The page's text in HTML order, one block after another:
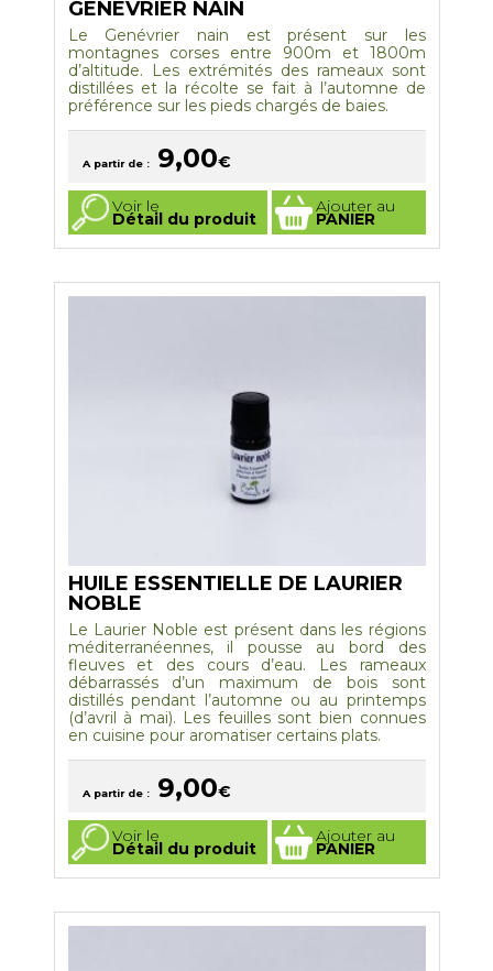
GENÉVRIER NAIN
Le Genévrier nain est présent sur les
montagnes corses entre 900m et 1800m
d’altitude. Les extrémités des rameaux sont
distillées et la récolte se fait à l’automne de
préférence sur les pieds chargés de baies.
A partir de : 9,00€
Voir le
Détail du produit
Ajouter au
PANIER
Ce
produit
a
plusieurs
options
HUILE ESSENTIELLE DE LAURIER
NOBLE
Le Laurier Noble est présent dans les régions
méditerranéennes, il pousse au bord des
fleuves et des cours d’eau. Les rameaux
débarrassés d’un maximum de bois sont
distillés pendant l’automne ou au printemps
(d’avril à mai). Les feuilles sont bien connues
en cuisine pour aromatiser certains plats.
A partir de : 9,00€
Voir le
Détail du produit
Ajouter au
PANIER
Ce
produit
a
plusieurs
options